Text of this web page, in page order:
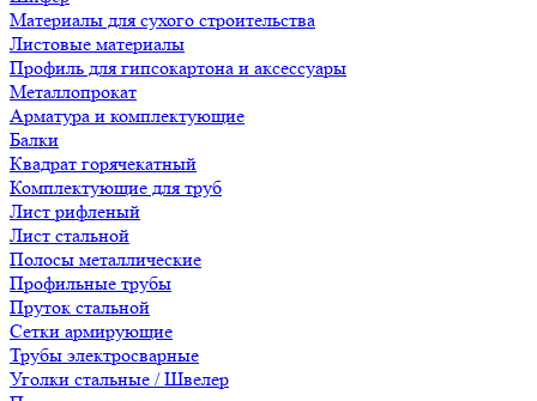
Материалы для сухого строительства
Листовые материалы
Профиль для гипсокартона и аксессуары
Металлопрокат
Арматура и комплектующие
Балки
Квадрат горячекатный
Комплектующие для труб
Лист рифленый
Лист стальной
Полосы металлические
Профильные трубы
Пруток стальной
Сетки армирующие
Трубы электросварные
Уголки стальные / Швелер